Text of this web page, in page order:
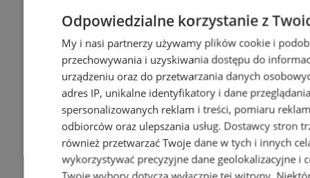
Odpowiedzialne korzystanie z
My i nasi partnerzy używamy plików cookie i
przechowywania i uzyskiwania dostępu do
urządzeniu oraz do przetwarzania danych
adres IP, unikalne identyfikatory i dane
spersonalizowanych reklam i treści, pomiaru
odbiorców oraz ulepszania usług. Dostawcy stron
również przetwarzać Twoje dane w tych i innych
wykorzystywać precyzyjne dane geolokalizacyjne i
Twoje wybory dotyczą wyłącznie tej witryny.